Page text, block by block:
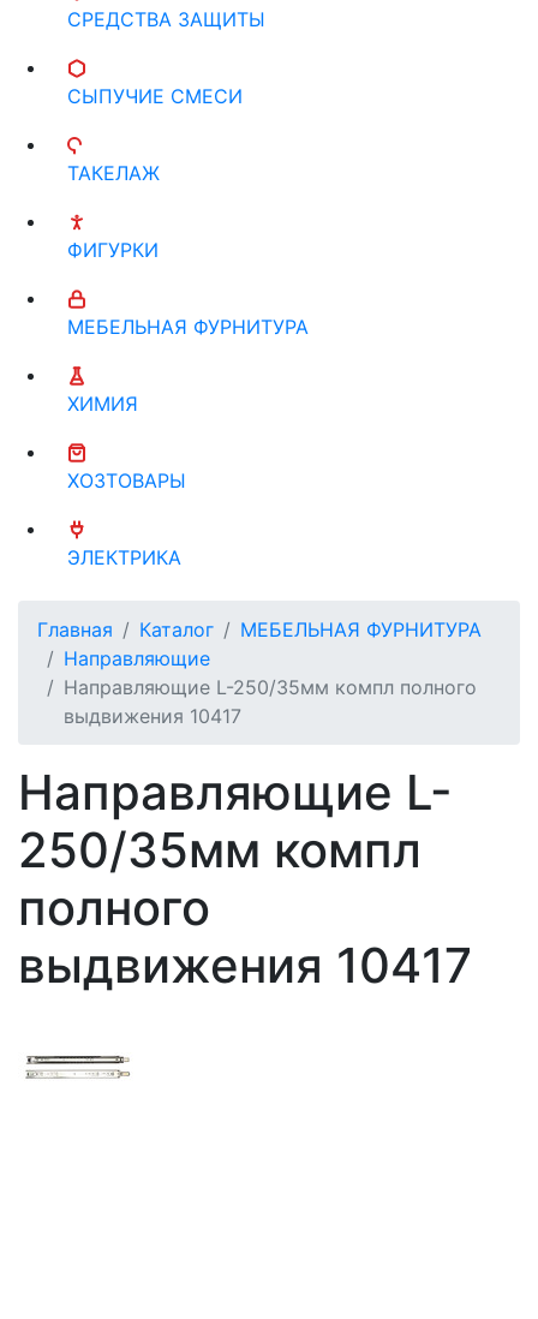
СРЕДСТВА ЗАЩИТЫ
СЫПУЧИЕ СМЕСИ
ТАКЕЛАЖ
ФИГУРКИ
МЕБЕЛЬНАЯ ФУРНИТУРА
ХИМИЯ
ХОЗТОВАРЫ
ЭЛЕКТРИКА
Главная Каталог
МЕБЕЛЬНАЯ ФУРНИТУРА
Направляющие
Направляющие L-250/35мм компл полного
выдвижения 10417
Направляющие L-
250/35мм компл
полного
выдвижения 10417